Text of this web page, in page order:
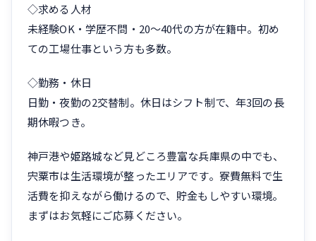
◇求める人材
未経験OK・学歴不問・20〜40代の方が在籍中。初め
ての工場仕事という方も多数。
◇勤務・休日
日勤・夜勤の2交替制。休日はシフト制で、年3回の長
期休暇つき。
神戸港や姫路城など見どころ豊富な兵庫県の中でも、
宍粟市は生活環境が整ったエリアです。寮費無料で生
活費を抑えながら働けるので、貯金もしやすい環境。
まずはお気軽にご応募ください。